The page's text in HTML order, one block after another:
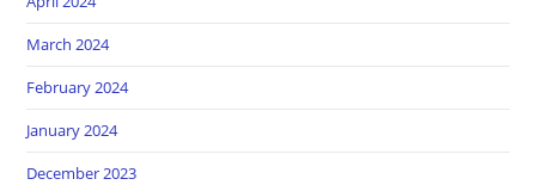
March 2024
February 2024
January 2024
December 2023